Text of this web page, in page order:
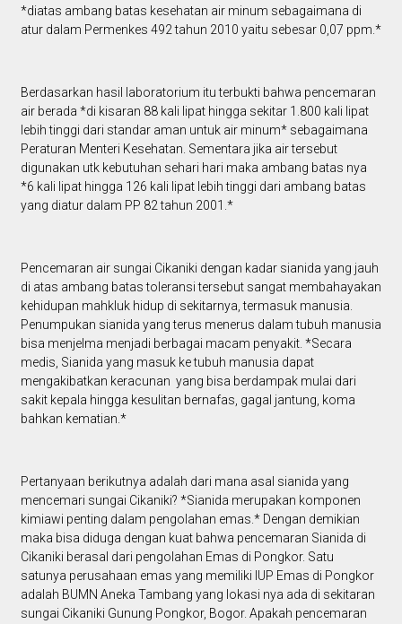
*diatas ambang batas kesehatan air minum sebagaimana di
atur dalam Permenkes 492 tahun 2010 yaitu sebesar 0,07 ppm.*
Berdasarkan hasil laboratorium itu terbukti bahwa pencemaran
air berada *di kisaran 88 kali lipat hingga sekitar 1.800 kali lipat
lebih tinggi dari standar aman untuk air minum* sebagaimana
Peraturan Menteri Kesehatan. Sementara jika air tersebut
digunakan utk kebutuhan sehari hari maka ambang batas nya
*6 kali lipat hingga 126 kali lipat lebih tinggi dari ambang batas
yang diatur dalam PP 82 tahun 2001.*
Pencemaran air sungai Cikaniki dengan kadar sianida yang jauh
di atas ambang batas toleransi tersebut sangat membahayakan
kehidupan mahkluk hidup di sekitarnya, termasuk manusia.
Penumpukan sianida yang terus menerus dalam tubuh manusia
bisa menjelma menjadi berbagai macam penyakit. *Secara
medis, Sianida yang masuk ke tubuh manusia dapat
mengakibatkan keracunan yang bisa berdampak mulai dari
sakit kepala hingga kesulitan bernafas, gagal jantung, koma
bahkan kematian.*
Pertanyaan berikutnya adalah dari mana asal sianida yang
mencemari sungai Cikaniki? *Sianida merupakan komponen
kimiawi penting dalam pengolahan emas.* Dengan demikian
maka bisa diduga dengan kuat bahwa pencemaran Sianida di
Cikaniki berasal dari pengolahan Emas di Pongkor. Satu
satunya perusahaan emas yang memiliki IUP Emas di Pongkor
adalah BUMN Aneka Tambang yang lokasi nya ada di sekitaran
sungai Cikaniki Gunung Pongkor, Bogor. Apakah pencemaran